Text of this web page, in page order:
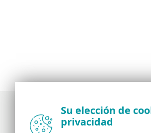
Su elección de
privacidad